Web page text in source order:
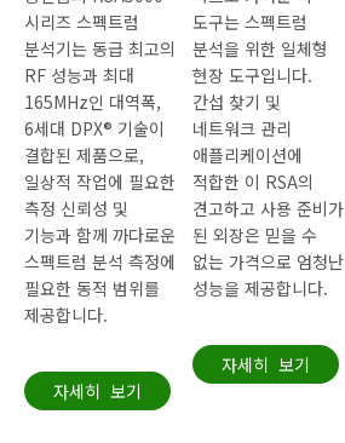
시리즈 스펙트럼
분석기는 동급 최고의
RF 성능과 최대
165MHz인 대역폭,
6세대 DPX® 기술이
결합된 제품으로,
일상적 작업에 필요한
측정 신뢰성 및
기능과 함께 까다로운
스펙트럼 분석 측정에
필요한 동적 범위를
제공합니다.
자세히 보기
도구는 스펙트럼
분석을 위한 일체형
현장 도구입니다.
간섭 찾기 및
네트워크 관리
애플리케이션에
적합한 이 RSA의
견고하고 사용 준비가
된 외장은 믿을 수
없는 가격으로 엄청난
성능을 제공합니다.
자세히 보기